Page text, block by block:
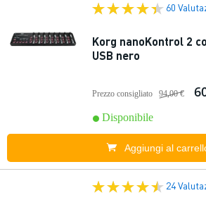
60
Korg nanoKontrol 2
USB nero
Prezzo consigliato 94,00 €
Disponibile
Aggiungi al
24